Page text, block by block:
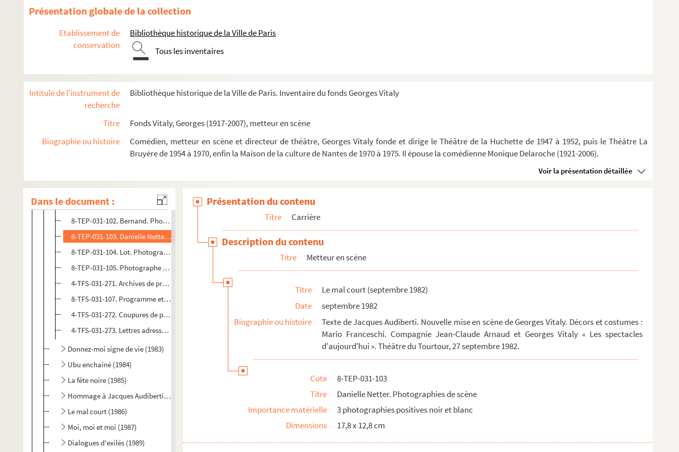
Présentation globale de la collection
Etablissement de
conservation
Bibliothèque historique de la Ville de Paris
Tous les inventaires
Intitulé de l'instrument de
recherche
Bibliothèque historique de la Ville de Paris. Inventaire du fonds Georges Vitaly
Titre
Fonds Vitaly, Georges (1917-2007), metteur en scène
Biographie ou histoire
Comédien, metteur en scène et directeur de théâtre, Georges Vitaly fonde et dirige le Théâtre de la Huchette de 1947 à 1952, puis le Théâtre La
Bruyère de 1954 à 1970, enfin la Maison de la culture de Nantes de 1970 à 1975. Il épouse la comédienne Monique Delaroche (1921-2006).
Voir la présentation détaillée
Dans le document :
La baignoire (1979)
Série blême (1979)
Petrolimonade (1980)
Le roi des balcons (1980)
Le merveilleux complet couleur glace à la noix de coco (1981)
Faut pas faire cela tout seul, David Mathel (1981)
Le mal court (mars 1982)
Un parfum de miel (1982)
Le mal court (septembre 1982)
4-TFS-031-270. Relevé de mise en scène. 2
8-TEP-031-101. Annie Assouline. Photographies de répétition
8-TEP-031-102. Bernand. Photographies de scène
8-TEP-031-103. Danielle Netter. Photographies de scène
8-TEP-031-104. Lot. Photographies de scène
8-TEP-031-105. Photographe non identifié. Photographie de scène
4-TFS-031-271. Archives de production
8-TFS-031-107. Programme et invitation
4-TFS-031-272. Coupures de presse
4-TFS-031-273. Lettres adressées à Georges Vitaly
Donnez-moi signe de vie (1983)
Ubu enchaîné (1984)
La fête noire (1985)
Hommage à Jacques Audiberti (1985)
Le mal court (1986)
Moi, moi et moi (1987)
Dialogues d'exilés (1989)
Présentation du contenu
Titre Carrière
Description du contenu
Titre Metteur en scène
Titre
Le mal court (septembre 1982)
Date
septembre 1982
Biographie ou histoire
Texte de Jacques Audiberti. Nouvelle mise en scène de Georges Vitaly. Décors et costumes :
Mario Franceschi. Compagnie Jean-Claude Arnaud et Georges Vitaly « Les spectacles
d'aujourd'hui ». Théâtre du Tourtour, 27 septembre 1982.
Cote
8-TEP-031-103
Titre
Danielle Netter. Photographies de scène
Importance matérielle
3 photographies positives noir et blanc
Dimensions
17,8 x 12,8 cm